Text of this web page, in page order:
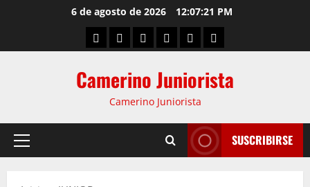
6 de agosto de 2026 12:07:22 PM
Camerino Juniorista
Camerino Juniorista
SUSCRIBIRSE